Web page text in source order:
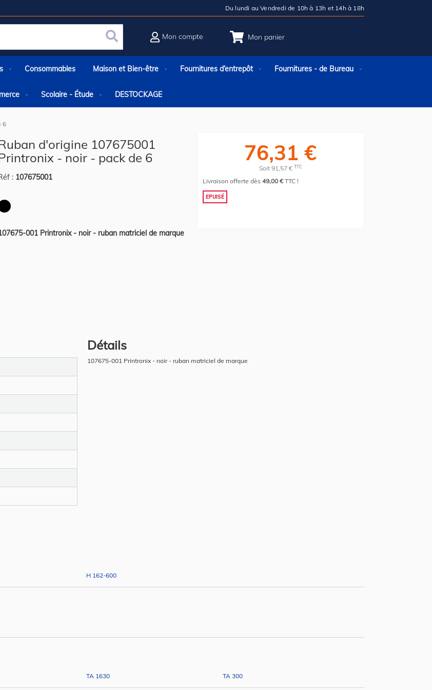
Du lundi au Vendredi de 10h à 13h et 14h à 18h
Mon panier
Rechercher
Mon compte
Consommables Maison et Bien-être Fournitures d’entrepôt Fournitures - de Bureau
Scolaire - Étude DESTOCKAGE
6
d'origine 107675001
- noir - pack de 6
: 107675001
001 Printronix - noir - ruban matriciel de marque
76,31 €
Soit 91,57 € TTC
Livraison offerte dès49,00 €TTC !
EPUISÉ
Détails
107675-001 Printronix - noir - ruban matriciel de marque
H 162-600
TA 1630 TA 300